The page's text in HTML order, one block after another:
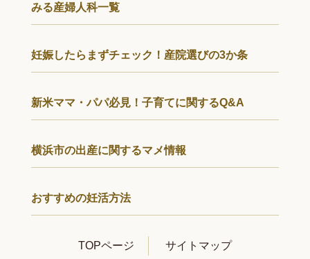
みる産婦人科一覧
妊娠したらまずチェック！産院選びの3か条
新米ママ・パパ必見！子育てに関するQ&A
横浜市の出産に関するマメ情報
おすすめの妊活方法
TOPページ サイトマップ